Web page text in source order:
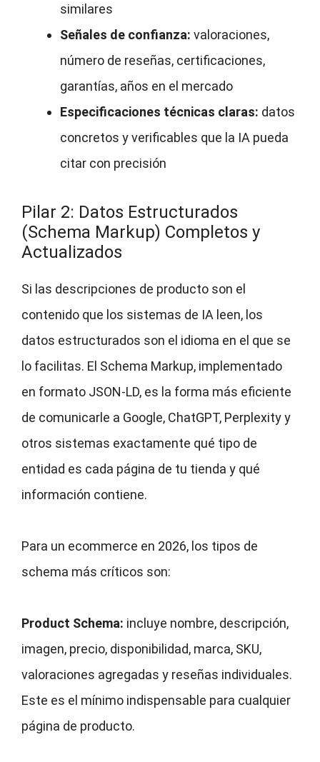
similares
Señales de confianza: valoraciones,
número de reseñas, certificaciones,
garantías, años en el mercado
Especificaciones técnicas claras: datos
concretos y verificables que la IA pueda
citar con precisión
Pilar 2: Datos Estructurados
(Schema Markup) Completos y
Actualizados
Si las descripciones de producto son el
contenido que los sistemas de IA leen, los
datos estructurados son el idioma en el que se
lo facilitas. El Schema Markup, implementado
en formato JSON-LD, es la forma más eficiente
de comunicarle a Google, ChatGPT, Perplexity y
otros sistemas exactamente qué tipo de
entidad es cada página de tu tienda y qué
información contiene.
Para un ecommerce en 2026, los tipos de
schema más críticos son:
Product Schema: incluye nombre, descripción,
imagen, precio, disponibilidad, marca, SKU,
valoraciones agregadas y reseñas individuales.
Este es el mínimo indispensable para cualquier
página de producto.